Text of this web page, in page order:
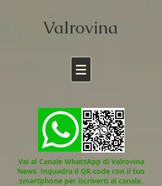
Valrovina
Vai al Canale WhatsApp di Valrovina
News. Inquadra il QR-code con il tuo
smartphone per iscriverti al canale.